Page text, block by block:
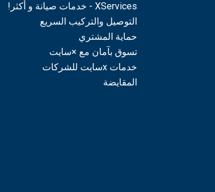
XServices - خدمات صيانة و أكثر!
التوصيل والتركيب السريع
حماية المشتري
تسوق بآمان مع ×سايت
خدمات xسايت للشركات
المقايضة